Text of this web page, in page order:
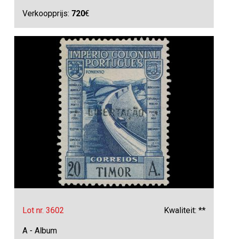
Verkoopprijs: 720€
Lot nr. 3602 Kwaliteit: **
A - Album